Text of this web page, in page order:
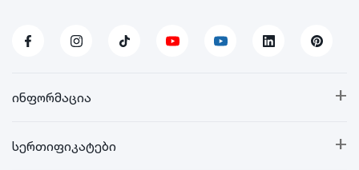
+
ინფორმაცია
+
სერთიფიკატები